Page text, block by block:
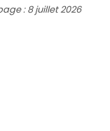
: 8 juillet 2026